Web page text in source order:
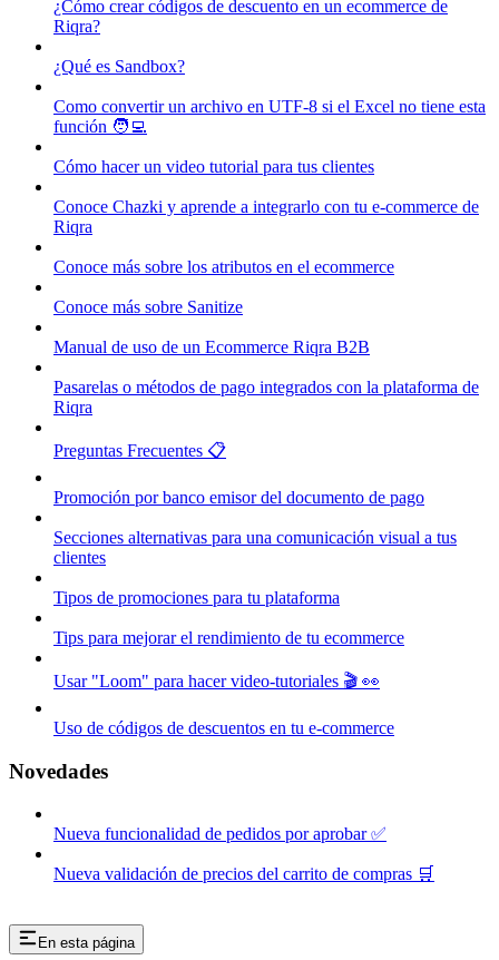
¿Cómo crear códigos de descuento en un ecommerce de
Riqra?
¿Qué es Sandbox?
Como convertir un archivo en UTF-8 si el Excel no tiene esta
función 🧑‍💻
Cómo hacer un video tutorial para tus clientes
Conoce Chazki y aprende a integrarlo con tu e-commerce de
Riqra
Conoce más sobre los atributos en el ecommerce
Conoce más sobre Sanitize
Manual de uso de un Ecommerce Riqra B2B
Pasarelas o métodos de pago integrados con la plataforma de
Riqra
Preguntas Frecuentes 📋
Promoción por banco emisor del documento de pago
Secciones alternativas para una comunicación visual a tus
clientes
Tipos de promociones para tu plataforma
Tips para mejorar el rendimiento de tu ecommerce
Usar "Loom" para hacer video-tutoriales 🎬 👀
Uso de códigos de descuentos en tu e-commerce
Novedades
Nueva funcionalidad de pedidos por aprobar ✅
Nueva validación de precios del carrito de compras 🛒
En esta página